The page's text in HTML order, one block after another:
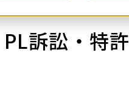
訴訟・特